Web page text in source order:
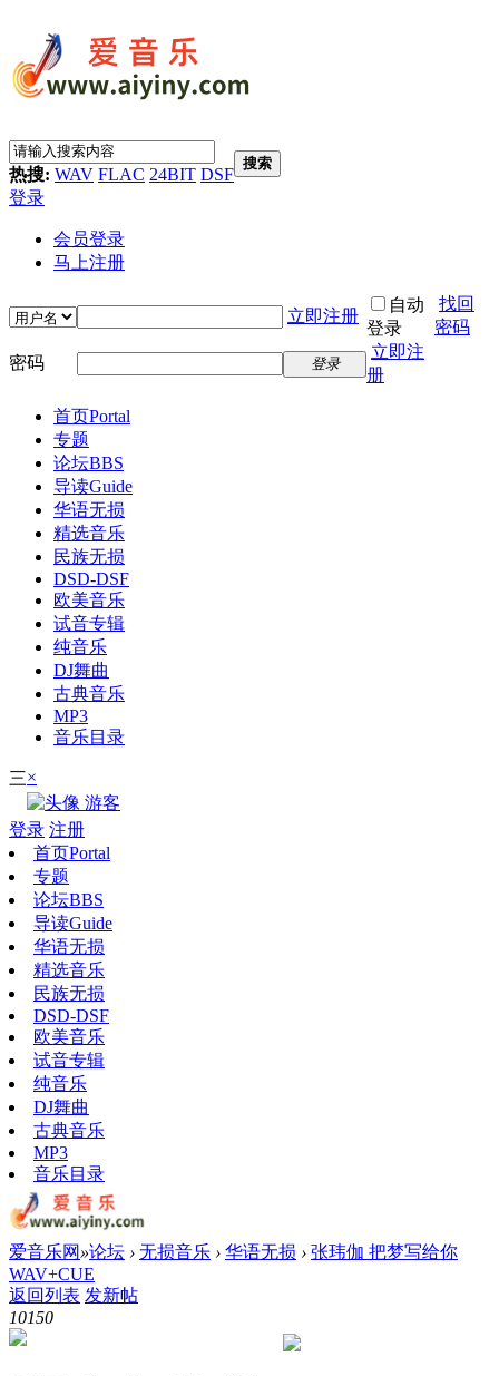
热搜: WAV FLAC 24BIT DSF
搜索
登录
会员登录
马上注册
立即注册
自动
登录
找回
密码
密码
登录
立即注
册
首页Portal
专题
论坛BBS
导读Guide
华语无损
精选音乐
民族无损
DSD-DSF
欧美音乐
试音专辑
纯音乐
DJ舞曲
古典音乐
MP3
音乐目录
三×
游客
登录 注册
首页Portal
专题
论坛BBS
导读Guide
华语无损
精选音乐
民族无损
DSD-DSF
欧美音乐
试音专辑
纯音乐
DJ舞曲
古典音乐
MP3
音乐目录
爱音乐网 »论坛 › 无损音乐 › 华语无损 › 张玮伽 把梦写给你
WAV+CUE
返回列表 发新帖
10150